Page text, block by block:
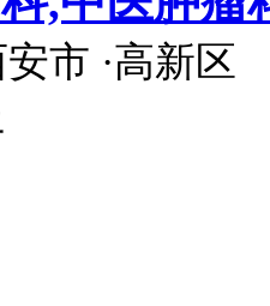
安市 ·高新区